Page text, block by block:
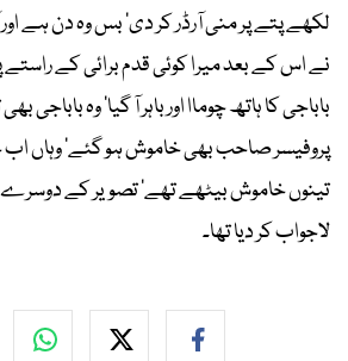
لکھے پتے پر منی آرڈر کر دی‘ بس وہ دن ہے اور
نے اس کے بعد میرا کوئی قدم برائی کے راستے
باباجی کا ہاتھ چوماا اور باہر آ گیا‘ وہ باباجی
پروفیسر صاحب بھی خاموش ہو گئے‘ وہاں اب
تینوں خاموش بیٹھے تھے‘ تصویر کے دوسرے
لاجواب کر دیا تھا۔